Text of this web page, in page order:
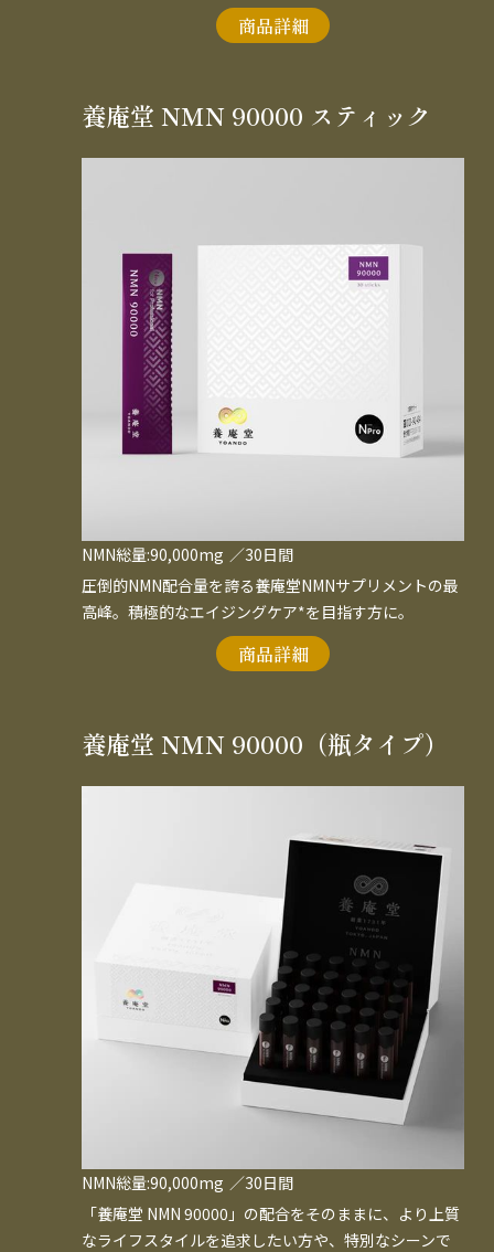
商品詳細
養庵堂 NMN 90000 スティック
商品詳細
NMN総量:90,000mg ／30日間
圧倒的NMN配合量を誇る養庵堂NMNサプリメントの最
高峰。積極的なエイジングケア*を目指す方に。
養庵堂 NMN 90000（瓶タイプ）
NMN総量:90,000mg ／30日間
「養庵堂 NMN 90000」の配合をそのままに、より上質
なライフスタイルを追求したい方や、特別なシーンで